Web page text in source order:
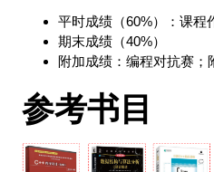
平时成绩（60%）：课程
期末成绩（40%）
附加成绩：编程对抗赛；
参考书目